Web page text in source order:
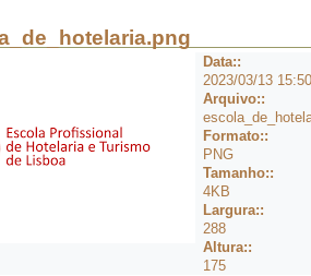
Data::
2023/03/13 15:50
Arquivo::
Formato::
PNG
Tamanho::
4KB
Largura::
288
Altura::
175